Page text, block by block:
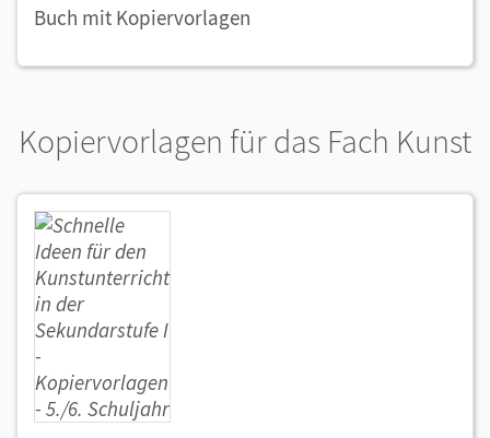
Buch mit Kopiervorlagen
Kopiervorlagen für das Fach Kunst